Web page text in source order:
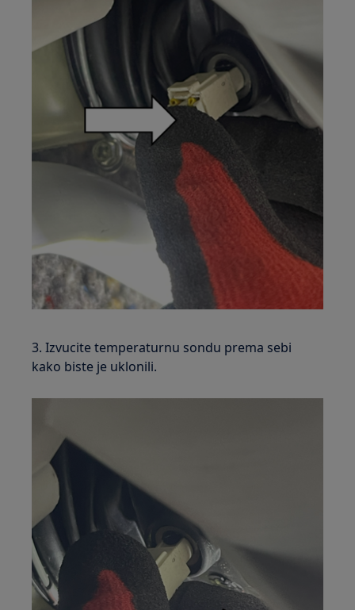
3. Izvucite temperaturnu sondu prema sebi
kako biste je uklonili.